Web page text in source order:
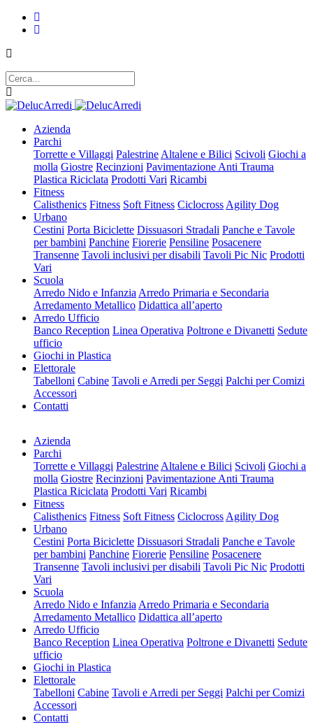
Azienda
Parchi
Torrette e Villaggi Palestrine Altalene e Bilici Scivoli Giochi a
molla Giostre Recinzioni Pavimentazione Anti Trauma
Plastica Riciclata Prodotti Vari Ricambi
Fitness
Calisthenics Fitness Soft Fitness Ciclocross Agility Dog
Urbano
Cestini Porta Biciclette Dissuasori Stradali Panche e Tavole
per bambini Panchine Fiorerie Pensiline Posacenere
Transenne Tavoli inclusivi per disabili Tavoli Pic Nic Prodotti
Vari
Scuola
Arredo Nido e Infanzia Arredo Primaria e Secondaria
Arredamento Metallico Didattica all’aperto
Arredo Ufficio
Banco Reception Linea Operativa Poltrone e Divanetti Sedute
ufficio
Giochi in Plastica
Elettorale
Tabelloni Cabine Tavoli e Arredi per Seggi Palchi per Comizi
Accessori
Contatti
Azienda
Parchi
Torrette e Villaggi Palestrine Altalene e Bilici Scivoli Giochi a
molla Giostre Recinzioni Pavimentazione Anti Trauma
Plastica Riciclata Prodotti Vari Ricambi
Fitness
Calisthenics Fitness Soft Fitness Ciclocross Agility Dog
Urbano
Cestini Porta Biciclette Dissuasori Stradali Panche e Tavole
per bambini Panchine Fiorerie Pensiline Posacenere
Transenne Tavoli inclusivi per disabili Tavoli Pic Nic Prodotti
Vari
Scuola
Arredo Nido e Infanzia Arredo Primaria e Secondaria
Arredamento Metallico Didattica all’aperto
Arredo Ufficio
Banco Reception Linea Operativa Poltrone e Divanetti Sedute
ufficio
Giochi in Plastica
Elettorale
Tabelloni Cabine Tavoli e Arredi per Seggi Palchi per Comizi
Accessori
Contatti